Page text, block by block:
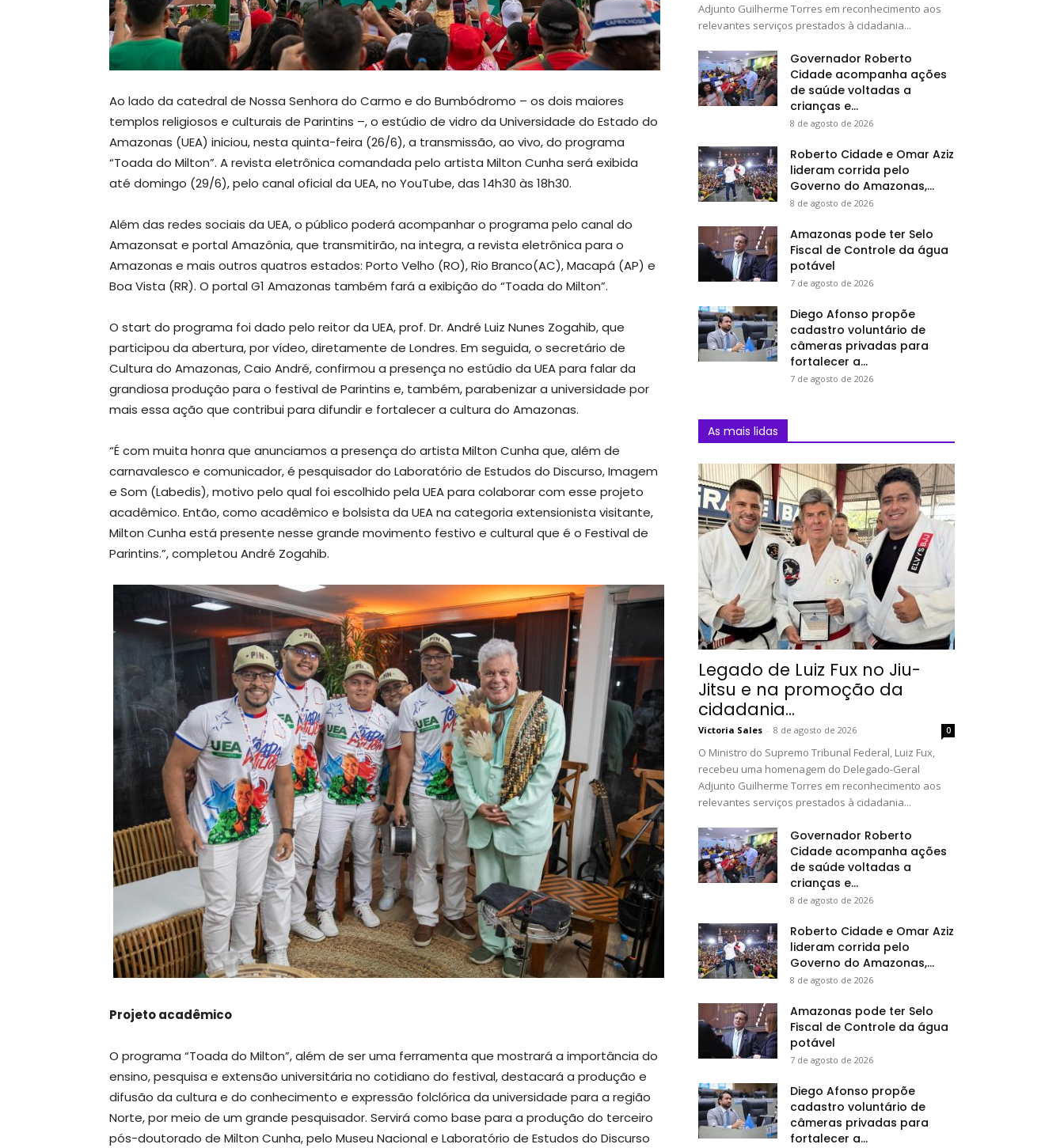
Ao lado da catedral de Nossa Senhora do Carmo e do Bumbódromo – os dois maiores
templos religiosos e culturais de Parintins –, o estúdio de vidro da Universidade do Estado do
Amazonas (UEA) iniciou, nesta quinta-feira (26/6), a transmissão, ao vivo, do programa
“Toada do Milton”. A revista eletrônica comandada pelo artista Milton Cunha será exibida
até domingo (29/6), pelo canal oficial da UEA, no YouTube, das 14h30 às 18h30.
Além das redes sociais da UEA, o público poderá acompanhar o programa pelo canal do
Amazonsat e portal Amazônia, que transmitirão, na integra, a revista eletrônica para o
Amazonas e mais outros quatros estados: Porto Velho (RO), Rio Branco(AC), Macapá (AP) e
Boa Vista (RR). O portal G1 Amazonas também fará a exibição do “Toada do Milton”.
O start do programa foi dado pelo reitor da UEA, prof. Dr. André Luiz Nunes Zogahib, que
participou da abertura, por vídeo, diretamente de Londres. Em seguida, o secretário de
Cultura do Amazonas, Caio André, confirmou a presença no estúdio da UEA para falar da
grandiosa produção para o festival de Parintins e, também, parabenizar a universidade por
mais essa ação que contribui para difundir e fortalecer a cultura do Amazonas.
“É com muita honra que anunciamos a presença do artista Milton Cunha que, além de
carnavalesco e comunicador, é pesquisador do Laboratório de Estudos do Discurso, Imagem
e Som (Labedis), motivo pelo qual foi escolhido pela UEA para colaborar com esse projeto
acadêmico. Então, como acadêmico e bolsista da UEA na categoria extensionista visitante,
Milton Cunha está presente nesse grande movimento festivo e cultural que é o Festival de
Parintins.”, completou André Zogahib.
Projeto acadêmico
O programa “Toada do Milton”, além de ser uma ferramenta que mostrará a importância do
ensino, pesquisa e extensão universitária no cotidiano do festival, destacará a produção e
difusão da cultura e do conhecimento e expressão folclórica da universidade para a região
Norte, por meio de um grande pesquisador. Servirá como base para a produção do terceiro
pós-doutorado de Milton Cunha, pelo Museu Nacional e Laboratório de Estudos do Discurso
Adjunto Guilherme Torres em reconhecimento aos
relevantes serviços prestados à cidadania...
Governador Roberto
Cidade acompanha ações
de saúde voltadas a
crianças e...
8 de agosto de 2026
Roberto Cidade e Omar Aziz
lideram corrida pelo
Governo do Amazonas,...
8 de agosto de 2026
Amazonas pode ter Selo
Fiscal de Controle da água
potável
7 de agosto de 2026
Diego Afonso propõe
cadastro voluntário de
câmeras privadas para
fortalecer a...
7 de agosto de 2026
As mais lidas
Legado de Luiz Fux no Jiu-
Jitsu e na promoção da
cidadania...
Victoria Sales - 8 de agosto de 2026 0
O Ministro do Supremo Tribunal Federal, Luiz Fux,
recebeu uma homenagem do Delegado-Geral
Adjunto Guilherme Torres em reconhecimento aos
relevantes serviços prestados à cidadania...
Governador Roberto
Cidade acompanha ações
de saúde voltadas a
crianças e...
8 de agosto de 2026
Roberto Cidade e Omar Aziz
lideram corrida pelo
Governo do Amazonas,...
8 de agosto de 2026
Amazonas pode ter Selo
Fiscal de Controle da água
potável
7 de agosto de 2026
Diego Afonso propõe
cadastro voluntário de
câmeras privadas para
fortalecer a...